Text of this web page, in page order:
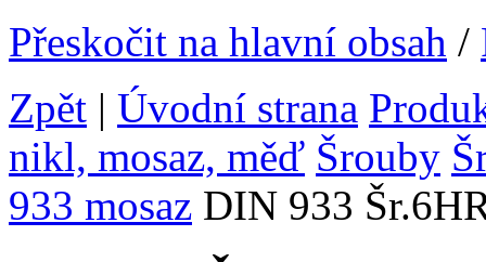
Přeskočit na hlavní obsah /
Zpět | Úvodní strana
nikl, mosaz, měď Šrouby
933 mosaz DIN 933